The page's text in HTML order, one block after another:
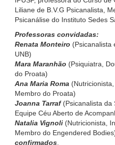
Liliane de B.V.G Psicanalista,
Psicanálise do Instituto Sedes
Professoras convidadas:
Renata Monteiro (Psicanalista
UNB)
Mara Maranhão (Psiquiatra,
do Proata)
Ana Maria Roma
Membro do Proata)
Joanna Tarraf(Psicanalista da
Equipe Céu Aberto de
Natalia Vignoli (Nutricionista,
Membro do Engendered
confirmados